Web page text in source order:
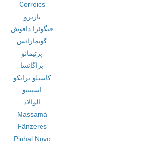
Corroios
باریرو
فیگوئرا دافوش
گویمارائس
پرتیمانو
براگانسا
کاستلو برانکو
اسپینیو
الوالاد
Massamá
Fânzeres
Pinhal Novo